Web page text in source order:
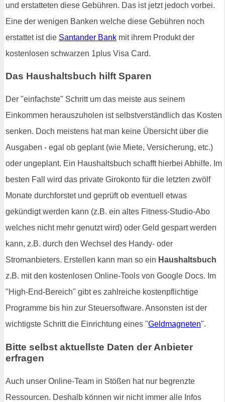
und erstatteten diese Gebühren. Das ist jetzt jedoch vorbei.
Eine der wenigen Banken welche diese Gebühren noch
erstattet ist die Santander Bank mit ihrem Produkt der
kostenlosen schwarzen 1plus Visa Card.
Das Haushaltsbuch hilft Sparen
Der "einfachste" Schritt um das meiste aus seinem
Einkommen herauszuholen ist selbstverständlich das Kosten
senken. Doch meistens hat man keine Übersicht über die
Ausgaben - egal ob geplant (wie Miete, Versicherung, etc.)
oder ungeplant. Ein Haushaltsbuch schafft hierbei Abhilfe. Im
besten Fall wird das private Girokonto für die letzten zwölf
Monate durchforstet und geprüft ob eventuell etwas
gekündigt werden kann (z.B. ein altes Fitness-Studio-Abo
welches nicht mehr genutzt wird) oder Geld gespart werden
kann, z.B. durch den Wechsel des Handy- oder
Stromanbieters. Erstellen kann man so ein Haushaltsbuch
z.B. mit den kostenlosen Online-Tools von Google Docs. Im
"High-End-Bereich" gibt es zahlreiche kostenpflichtige
Programme bis hin zur Steuersoftware. Ansonsten ist der
wichtigste Schritt die Einrichtung eines "Geldmagneten".
Bitte selbst aktuellste Daten der Anbieter
erfragen
Auch unser Online-Team in Stößen hat nur begrenzte
Ressourcen. Deshalb können wir nicht immer alle Infos